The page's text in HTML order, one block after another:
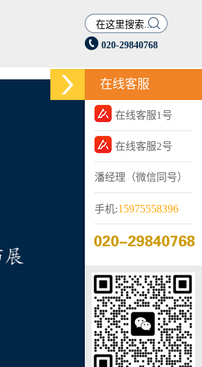

 020-29840768
在线客服
在线客服1号
在线客服2号
潘经理（微信同号）
手机:15975558396